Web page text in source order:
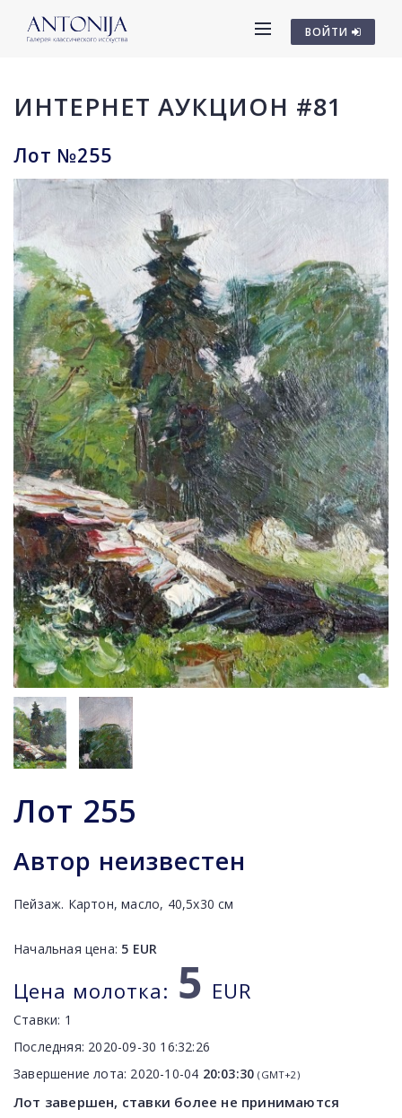
ВОЙТИ
ИНТЕРНЕТ АУКЦИОН #81
Лот №255
Лот 255
Автор неизвестен
Пейзаж. Картон, масло, 40,5х30 см
Начальная цена: 5 EUR
Цена молотка: 5 EUR
Ставки: 1
Последняя: 2020-09-30 16:32:26
Завершение лота: 2020-10-04 20:03:30 (GMT+2)
Лот завершен, ставки более не принимаются